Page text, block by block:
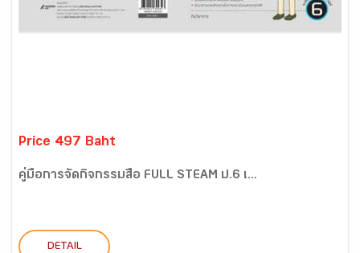
Price 497 Baht
คู่มือการจัดกิจกรรมสื่อ FULL STEAM ป.6 เ...
DETAIL